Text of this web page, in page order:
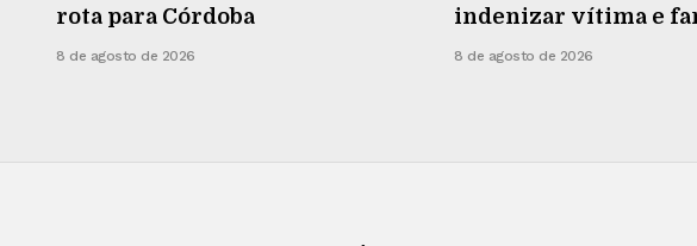
rota para Córdoba
8 de agosto de 2026
indenizar vítima e
8 de agosto de 2026